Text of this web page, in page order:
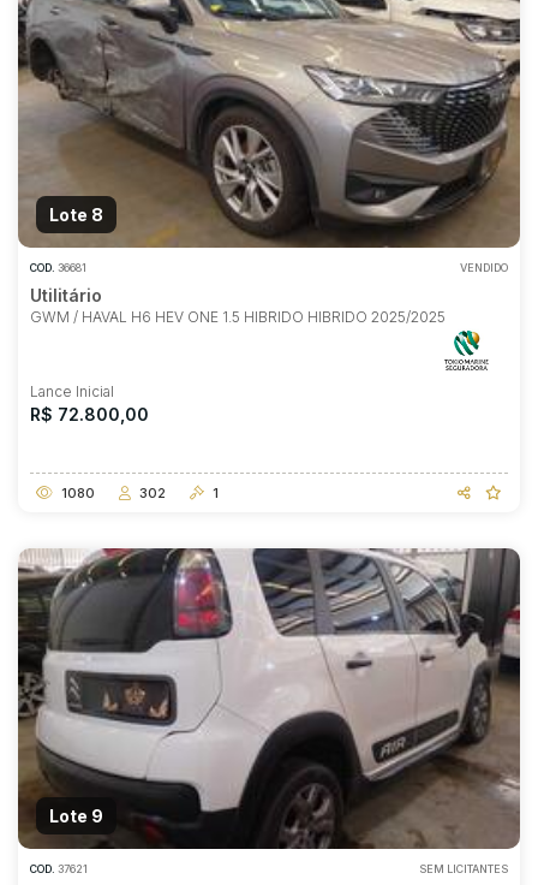
Lote 8
COD. 36681 VENDIDO
Utilitário
GWM / HAVAL H6 HEV ONE 1.5 HIBRIDO HIBRIDO 2025/2025
Lance Inicial
R$ 72.800,00
1080 302 1
Lote 9
COD. 37621 SEM LICITANTES